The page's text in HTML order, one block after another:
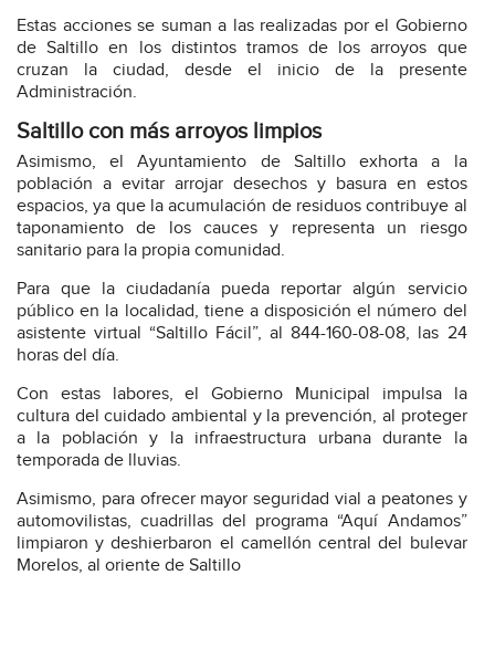
Estas acciones se suman a las realizadas por el Gobierno
de Saltillo en los distintos tramos de los arroyos que
cruzan la ciudad, desde el inicio de la presente
Administración.
Saltillo con más arroyos limpios
Asimismo, el Ayuntamiento de Saltillo exhorta a la
población a evitar arrojar desechos y basura en estos
espacios, ya que la acumulación de residuos contribuye al
taponamiento de los cauces y representa un riesgo
sanitario para la propia comunidad.
Para que la ciudadanía pueda reportar algún servicio
público en la localidad, tiene a disposición el número del
asistente virtual “Saltillo Fácil”, al 844-160-08-08, las 24
horas del día.
Con estas labores, el Gobierno Municipal impulsa la
cultura del cuidado ambiental y la prevención, al proteger
a la población y la infraestructura urbana durante la
temporada de lluvias.
Asimismo, para ofrecer mayor seguridad vial a peatones y
automovilistas, cuadrillas del programa “Aquí Andamos”
limpiaron y deshierbaron el camellón central del bulevar
Morelos, al oriente de Saltillo